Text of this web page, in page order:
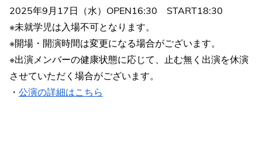
2025年9月17日（水）OPEN16:30 START18:30
※未就学児は入場不可となります。
※開場・開演時間は変更になる場合がございます。
※出演メンバーの健康状態に応じて、止む無く出演を休演
させていただく場合がございます。
・ 公演の詳細はこちら